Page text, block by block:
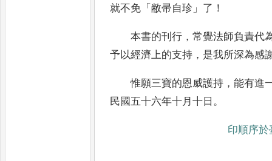
就不免 「敝帚自珍 」 了 ！
本書的刊行 ，常覺法師負責代
予以經濟上的支持 ， 是我所深為感
惟願三寶的恩威護持 ，能有進
民國五十六年十月十日 。
印順序